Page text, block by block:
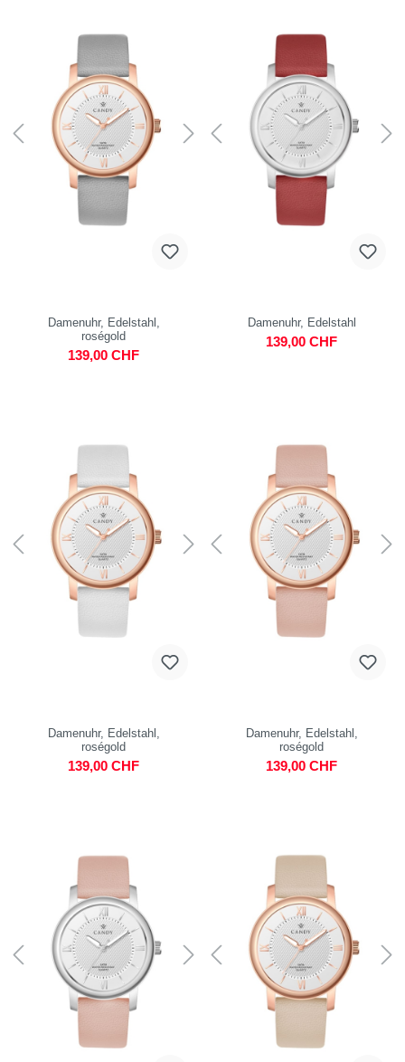
Damenuhr, Edelstahl,
roségold
139,00 CHF
Damenuhr, Edelstahl
139,00 CHF
Damenuhr, Edelstahl,
roségold
139,00 CHF
Damenuhr, Edelstahl,
roségold
139,00 CHF